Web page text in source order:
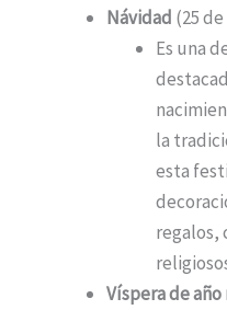
Návidad (25
Es una
la
esta
regalos,
Víspera de